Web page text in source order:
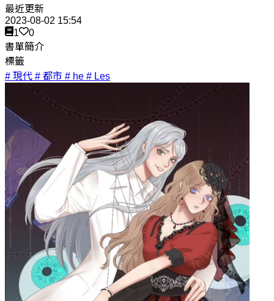
最近更新
2023-08-02 15:54
1
0
書單簡介
標籤
# 現代 # 都市 # he # Les